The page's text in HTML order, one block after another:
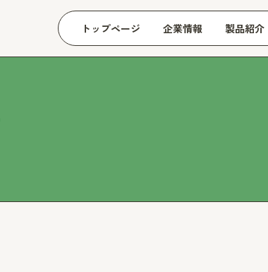
トップページ 企業情報 製品紹介